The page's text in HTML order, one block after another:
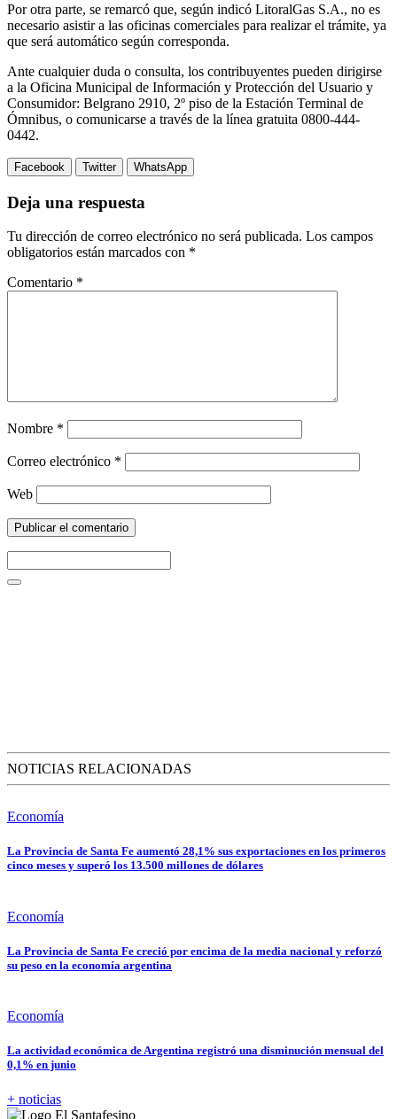
Por otra parte, se remarcó que, según indicó LitoralGas S.A., no es
necesario asistir a las oficinas comerciales para realizar el trámite, ya
que será automático según corresponda.
Ante cualquier duda o consulta, los contribuyentes pueden dirigirse
a la Oficina Municipal de Información y Protección del Usuario y
Consumidor: Belgrano 2910, 2º piso de la Estación Terminal de
Ómnibus, o comunicarse a través de la línea gratuita 0800-444-
0442.
Facebook Twitter WhatsApp
Deja una respuesta
Tu dirección de correo electrónico no será publicada. Los campos
obligatorios están marcados con *
Comentario *
Nombre *
Correo electrónico *
Web
NOTICIAS RELACIONADAS
Economía
La Provincia de Santa Fe aumentó 28,1% sus exportaciones en los primeros
cinco meses y superó los 13.500 millones de dólares
Economía
La Provincia de Santa Fe creció por encima de la media nacional y reforzó
su peso en la economía argentina
Economía
La actividad económica de Argentina registró una disminución mensual del
0,1% en junio
+ noticias